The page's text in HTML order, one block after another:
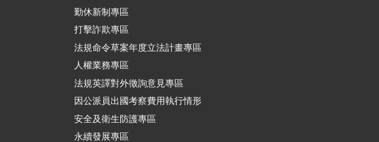
勤休新制專區
打擊詐欺專區
法規命令草案年度立法計畫專區
人權業務專區
法規英譯對外徵詢意見專區
因公派員出國考察費用執行情形
安全及衛生防護專區
永續發展專區